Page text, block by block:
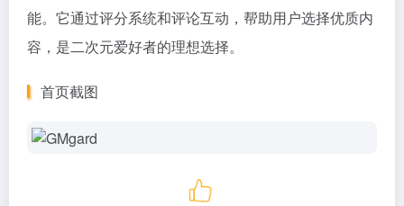
能。它通过评分系统和评论互动，帮助用户选择优质内
容，是二次元爱好者的理想选择。
首页截图